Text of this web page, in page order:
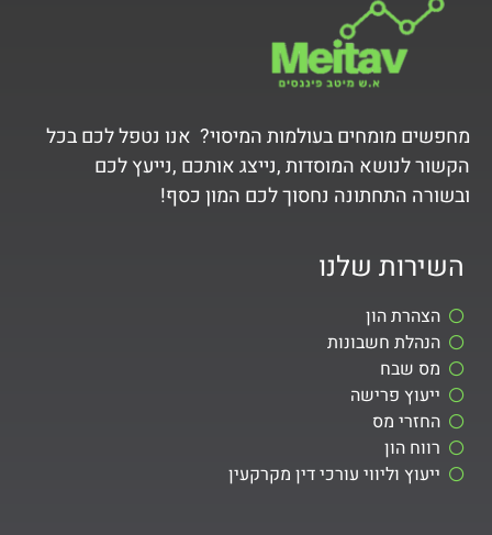
מחפשים מומחים בעולמות המיסוי? אנו נטפל לכם בכל
הקשור לנושא המוסדות ,נייצג אותכם ,נייעץ לכם
ובשורה התחתונה נחסוך לכם המון כסף!
השירות שלנו
הצהרת הון
הנהלת חשבונות
מס שבח
ייעוץ פרישה
החזרי מס
רווח הון
ייעוץ וליווי עורכי דין מקרקעין